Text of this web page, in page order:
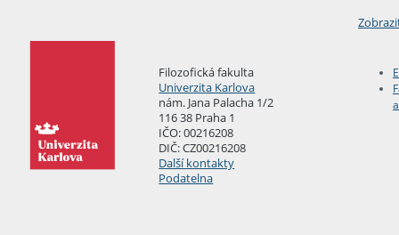
Filozofická fakulta
Univerzita Karlova
nám. Jana Palacha 1/2
116 38 Praha 1
IČO: 00216208
DIČ: CZ00216208
Další kontakty
Podatelna